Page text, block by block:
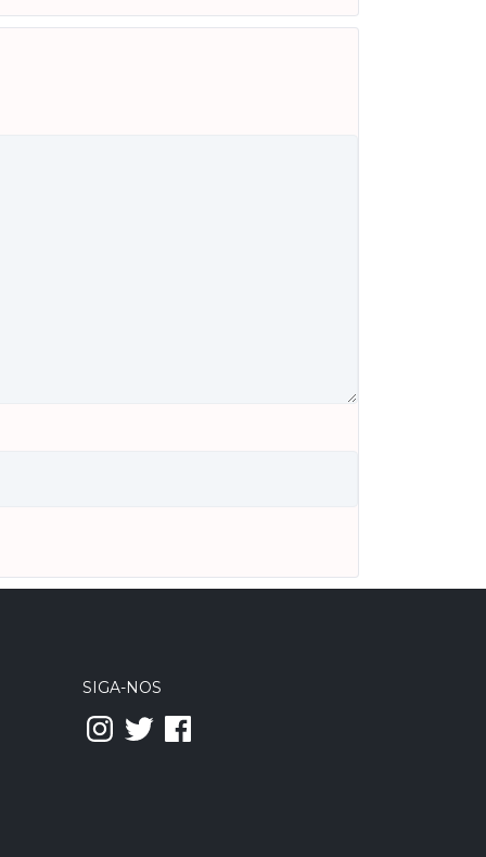
SIGA-NOS
Instagram
TwitterFacebook